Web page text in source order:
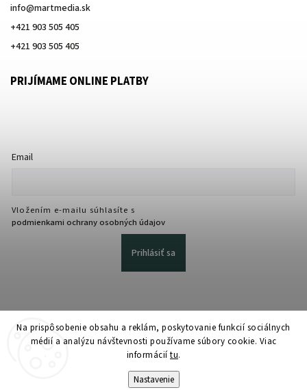
Na prispôsobenie obsahu a reklám, poskytovanie funkcií sociálnych
médií a analýzu návštevnosti používame súbory cookie. Viac
informáciítu.
Nastavenie
info@martmedia.sk
+421 903 505 405
+421 903 505 405
PRIJÍMAME ONLINE PLATBY
Email
Vložením e-mailu súhlasíte s
podmienkami ochrany osobných údajov
Prihlásiť sa
Upraviť nastavenie cookies